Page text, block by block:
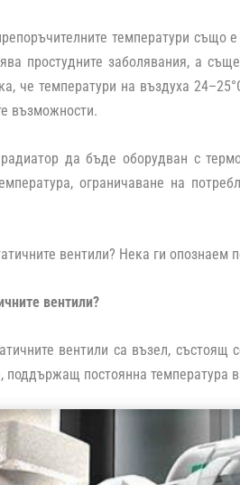
температури също
простудните заболявания, а
че температури на въздуха
възможности.
да бъде оборудван с
ограничаване на
вентили? Нека ги опознаем
вентили?
вентили са възел,
поддържащ постоянна температура